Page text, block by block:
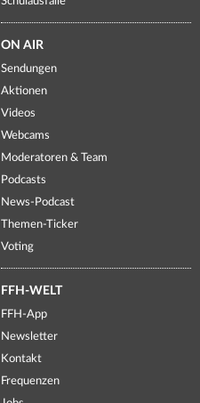
ON AIR
Sendungen
Aktionen
Videos
Webcams
Moderatoren & Team
Podcasts
News-Podcast
Themen-Ticker
Voting
FFH-WELT
FFH-App
Newsletter
Kontakt
Frequenzen